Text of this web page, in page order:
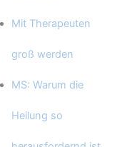
Mit Therapeuten
groß werden
MS: Warum die
Heilung so